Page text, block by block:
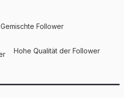
Gemischte Follower
Hohe Qualität der Follower